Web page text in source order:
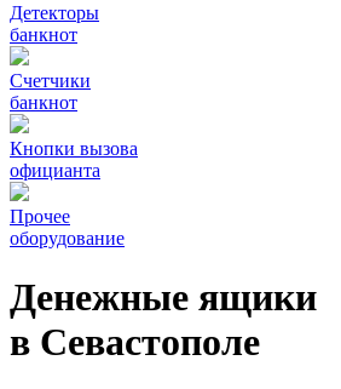
Детекторы
банкнот
Счетчики
банкнот
Кнопки вызова
официанта
Прочее
оборудование
Денежные ящики
в Севастополе